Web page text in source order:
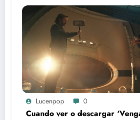
Lucenpop 0
Cuando ver o descargar